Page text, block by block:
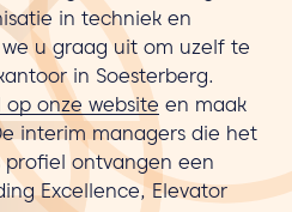
in techniek en
we u graag uit om uzelf te
in Soesterberg.
onze website en maak
interim managers die het
profiel ontvangen een
Excellence, Elevator